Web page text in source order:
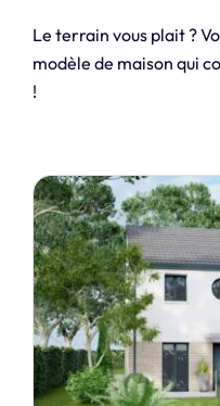
Le terrain vous plait ?
modèle de maison qui
!